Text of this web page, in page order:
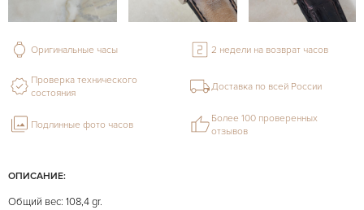
ОПИСАНИЕ:
Общий вес: 108,4 gr.
Оригинальные часы 2 недели на возврат часов
Проверка технического
состояния
Доставка по всей России
Подлинные фото часов
Более 100 проверенных
отзывов